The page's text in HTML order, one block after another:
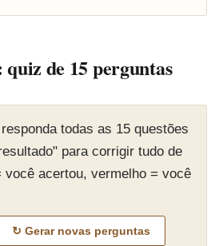
de 15 perguntas
responda todas as 15 questões
para corrigir tudo de
você acertou, vermelho = você
↻ Gerar novas perguntas